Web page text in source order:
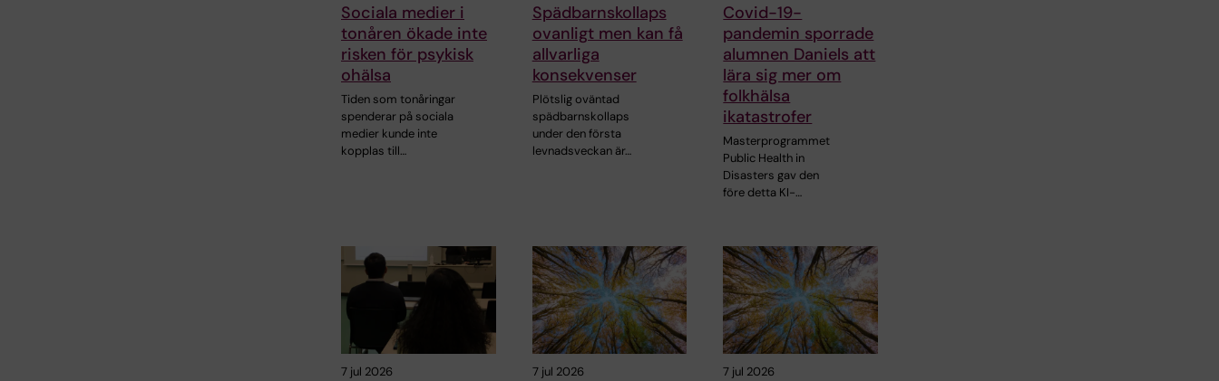
Sociala medier i
tonåren ökade inte
risken för psykisk
ohälsa
Tiden som tonåringar
spenderar på sociala
medier kunde inte
kopplas till…
Spädbarnskollaps
ovanligt men kan få
allvarliga
konsekvenser
Plötslig oväntad
spädbarnskollaps
under den första
levnadsveckan är…
Covid-19-
pandemin sporrade
alumnen Daniels att
lära sig mer om
folkhälsa
ikatastrofer
Masterprogrammet
Public Health in
Disasters gav den
före detta KI-…
7 jul 2026 7 jul 2026 7 jul 2026